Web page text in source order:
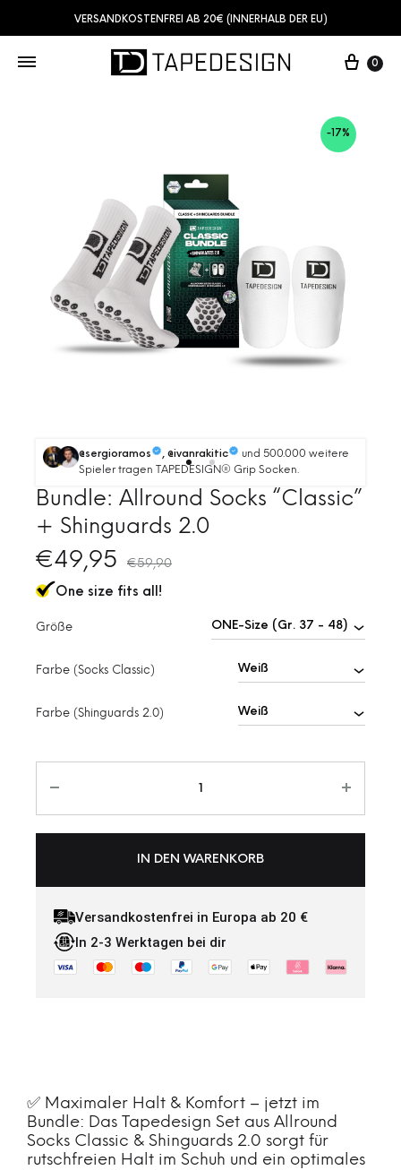
VERSANDKOSTENFREI AB 20€ (INNERHALB DER EU)
0
-17%
@sergioramos , @ivanrakitic
und 500.000 weitere
Spieler tragen TAPEDESIGN® Grip Socken.
Bundle: Allround Socks “Classic”
+ Shinguards 2.0
€49,95 €59,90
One size fits all!
Größe
Farbe (Socks Classic)
Farbe (Shinguards 2.0)
IN DEN WARENKORB
Versandkostenfrei in Europa ab 20 €
In 2-3 Werktagen bei dir
✅ Maximaler Halt & Komfort – jetzt im
Bundle: Das Tapedesign Set aus Allround
Socks Classic & Shinguards 2.0 sorgt für
rutschfreien Halt im Schuh und ein optimales